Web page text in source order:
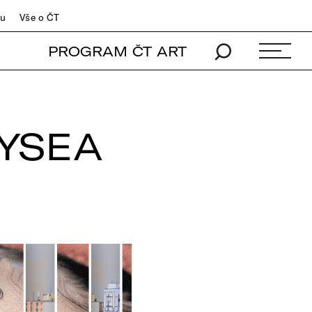
Vše o ČT
PROGRAM ČT ART